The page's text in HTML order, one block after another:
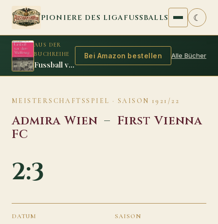
Zum Inhalt springen
PIONIERE DES LIGAFUSSBALLS ☾
AUS DER
BUCHREIHE
Fussball vor dem Weltkrieg
Bei Amazon bestellen Alle Bücher
MEISTERSCHAFTSSPIEL · SAISON 1921/22
Admira Wien – First Vienna
FC
2:3
DATUM SAISON